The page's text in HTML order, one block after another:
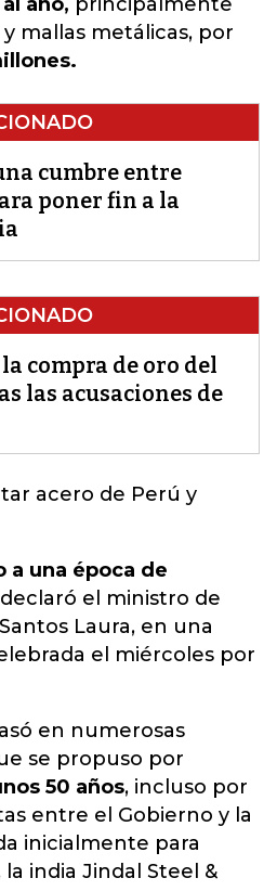
mallas metálicas, por
cumbre entre
poner fin a la
compra de oro del
las acusaciones de
acero de Perú y
a una época de
el ministro de
Laura, en una
el miércoles por
en numerosas
se propuso por
50 años, incluso por
entre el Gobierno y la
inicialmente para
india Jindal Steel &